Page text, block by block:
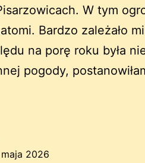
W tym
Bardzo zależało
na porę roku była
pogody,
2026